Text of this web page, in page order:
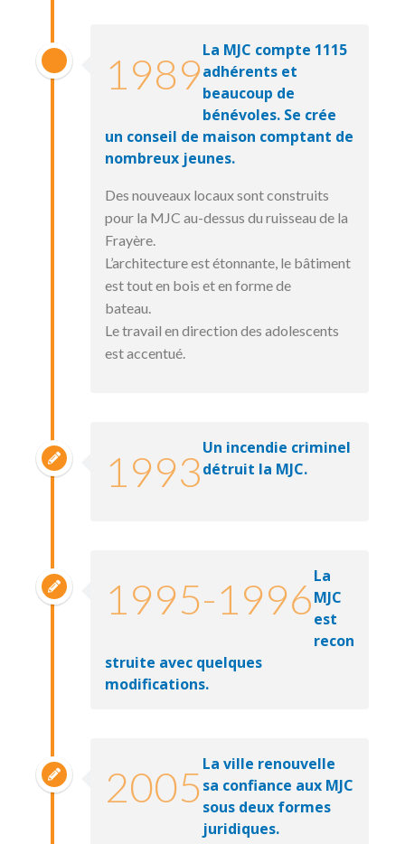
1989La MJC compte 1115
adhérents et
beaucoup de
bénévoles. Se crée
un conseil de maison comptant de
nombreux jeunes.
Des nouveaux locaux sont construits
pour la MJC au-dessus du ruisseau de la
Frayère.
L’architecture est étonnante, le bâtiment
est tout en bois et en forme de
bateau.
Le travail en direction des adolescents
est accentué.
1993Un incendie criminel
détruit la MJC.
1995-1996La
MJC
est
recon
struite avec quelques
modifications.
2005La ville renouvelle
sa confiance aux MJC
sous deux formes
juridiques.